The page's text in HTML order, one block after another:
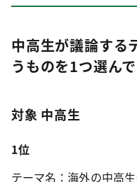
中高生が議論する
うものを1つ選んで
対象 中高生
1位
テーマ名：海外の中高